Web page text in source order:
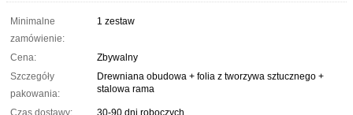
Minimalne
zamówienie:
1 zestaw
Cena:
Zbywalny
Szczegóły
pakowania:
Drewniana obudowa + folia z tworzywa sztucznego +
stalowa rama
Czas dostawy:
30-90 dni roboczych